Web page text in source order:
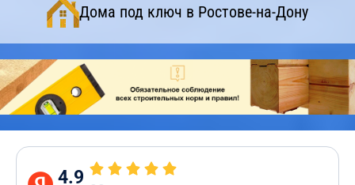
Дома под ключ в Ростове-на-Дону
4.9